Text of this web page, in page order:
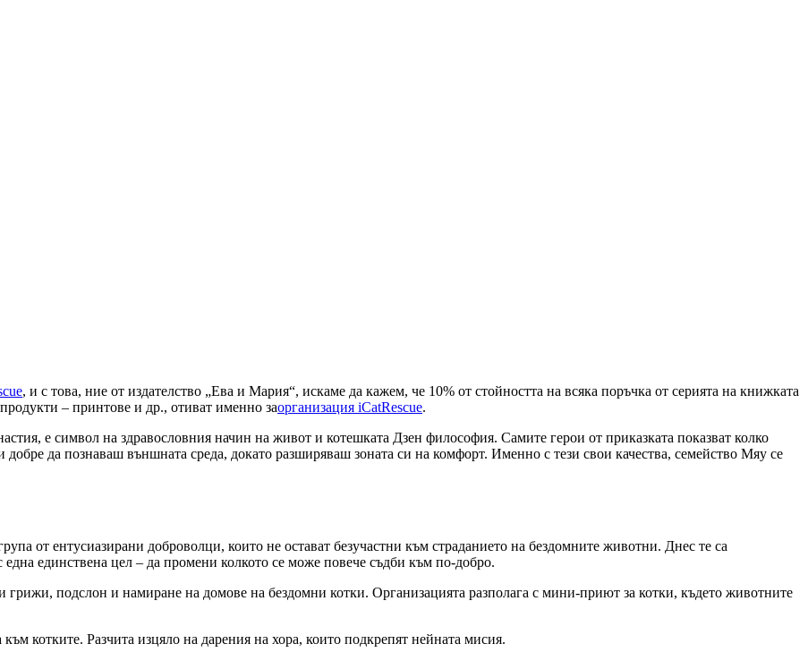
, и с това, ние от издателство „Ева и Мария“, искаме да кажем, че 10% от стойността на всяка поръчка от серията на книжката
– принтове и др., отиват именно заорганизация iCatRescue.
е символ на здравословния начин на живот и котешката Дзен философия. Самите герои от приказката показват колко
да познаваш външната среда, докато разширяваш зоната си на комфорт. Именно с тези свои качества, семейство Мяу се
от ентусиазирани доброволци, които не остават безучастни към страданието на бездомните животни. Днес те са
единствена цел – да промени колкото се може повече съдби към по-добро.
грижи, подслон и намиране на домове на бездомни котки. Организацията разполага с мини-приют за котки, където животните
котките. Разчита изцяло на дарения на хора, които подкрепят нейната мисия.